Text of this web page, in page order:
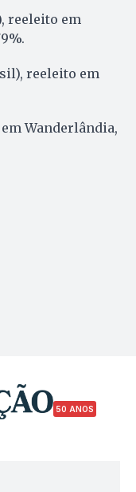
reeleito em
reeleito em
Wanderlândia,
50 ANOS